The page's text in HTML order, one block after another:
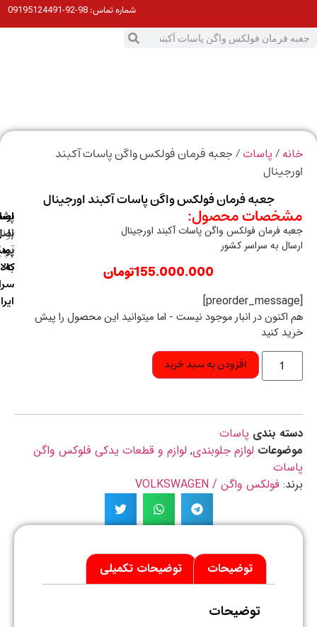
شماره تماس:98-92-09195124491
/پاسات/ جعبه فرمان فولکس واگن پاسات آکبند
جعبه فرمان فولکس واگن پاسات آکبند اورجینال
محصول:
فرمان فولکس واگن پاسات آکبند اورجینال
به سراسر کشور
155.000.000تومان
در انبار موجود نیست - اما میتوانید این محصول را پیش
کنید
افزودن به سبد خرید
بندی پاسات
لوازم جلوبندی,لوازم و قطعات یدکی فلوکس واگن
فولکس واگن / VOLKSWAGEN
سراسر
اصالت
پشتیبانی
(واتس
توضیحات توضیحات تکمیلی
توضیحات